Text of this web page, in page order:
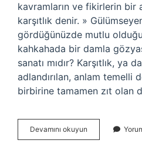
kavramların ve fikirlerin bir
karşıtlık denir. »
gördüğünüzde mutlu
kahkahada bir damla
sanatı mıdır? Karşıtlık, ya
adlandırılan, anlam temelli
birbirine tamamen zıt olan
Devamını okuyun
Sanatı